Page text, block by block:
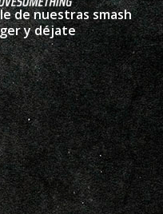
de nuestras smash
y déjate